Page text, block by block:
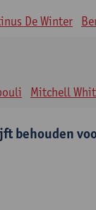
De Winter
Mitchell
behouden